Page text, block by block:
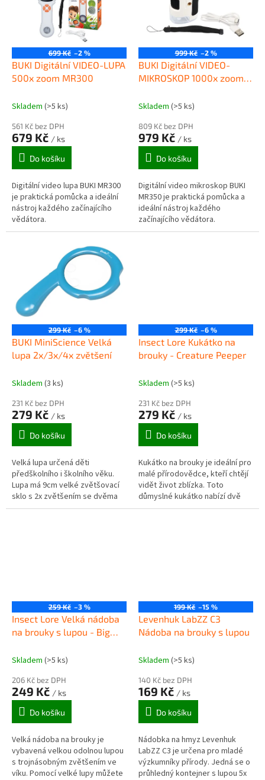
699 Kč –2 %
BUKI Digitální VIDEO-LUPA
500x zoom MR300
Skladem (>5 ks)
561 Kč bez DPH
679 Kč / ks
Do košíku
Digitální video lupa BUKI MR300
je praktická pomůcka a ideální
nástroj každého začínajícího
vědátora.
999 Kč –2 %
BUKI Digitální VIDEO-
MIKROSKOP 1000x zoom
Skladem (>5 ks)
809 Kč bez DPH
979 Kč / ks
Do košíku
Digitální video mikroskop BUKI
MR350 je praktická pomůcka a
ideální nástroj každého
začínajícího vědátora.
299 Kč –6 %
BUKI MiniScience Velká
lupa 2x/3x/4x zvětšení
Skladem (3 ks)
231 Kč bez DPH
279 Kč / ks
Do košíku
Velká lupa určená děti
předškolního i školního věku.
Lupa má 9cm velké zvětšovací
sklo s 2x zvětšením se dvěma
menšími poli s 3x a 4x
299 Kč –6 %
Insect Lore Kukátko na
brouky - Creature Peeper
Skladem (>5 ks)
231 Kč bez DPH
279 Kč / ks
Do košíku
Kukátko na brouky je ideální pro
malé přírodovědce, kteří chtějí
vidět život zblízka. Toto
důmyslné kukátko nabízí dvě
lupy s trojnásobným zvětšením.
259 Kč –3 %
Insect Lore Velká nádoba
na brouky s lupou - Big
Skladem (>5 ks)
206 Kč bez DPH
249 Kč / ks
Do košíku
Velká nádoba na brouky je
vybavená velkou odolnou lupou
s trojnásobným zvětšením ve
víku. Pomocí velké lupy můžete
199 Kč –15 %
Levenhuk LabZZ C3
Nádoba na brouky s lupou
Skladem (>5 ks)
140 Kč bez DPH
169 Kč / ks
Do košíku
Nádobka na hmyz Levenhuk
LabZZ C3 je určena pro mladé
výzkumníky přírody. Jedná se o
průhledný kontejner s lupou 5x